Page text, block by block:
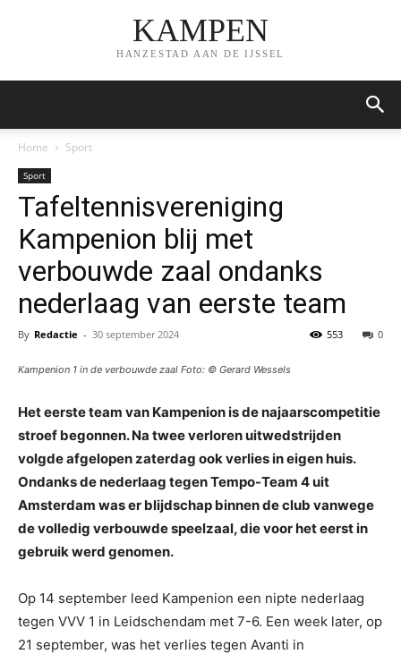
KAMPEN
HANZESTAD AAN DE IJSSEL
Home Sport
Sport
Tafeltennisvereniging
Kampenion blij met
verbouwde zaal ondanks
nederlaag van eerste team
By Redactie - 30 september 2024 0
553
Kampenion 1 in de verbouwde zaal Foto: © Gerard Wessels
Het eerste team van Kampenion is de najaarscompetitie
stroef begonnen. Na twee verloren uitwedstrijden
volgde afgelopen zaterdag ook verlies in eigen huis.
Ondanks de nederlaag tegen Tempo-Team 4 uit
Amsterdam was er blijdschap binnen de club vanwege
de volledig verbouwde speelzaal, die voor het eerst in
gebruik werd genomen.
Op 14 september leed Kampenion een nipte nederlaag
tegen VVV 1 in Leidschendam met 7-6. Een week later, op
21 september, was het verlies tegen Avanti in